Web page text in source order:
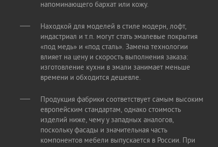
напоминающего бархат или кожу.
Находкой для моделей в стиле модерн, лофт,
индастриал и т.п. могут стать эмалевые покрытия
«под медь» и «под сталь». Замена технологии
влияет на цену и скорость выполнения заказа:
изготовление кухни в эмали занимает меньше
времени и обходится дешевле.
Продукция фабрики соответствует самым высоким
европейским стандартам, однако стоимость
изделий ниже, чему у западных аналогов,
поскольку фасады и значительная часть
компонентов мебели выпускается в России. При